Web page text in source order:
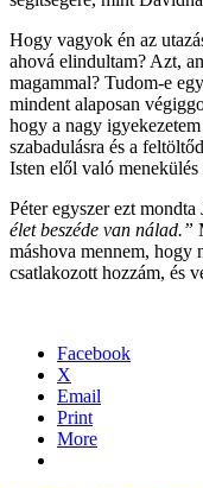
Hogy vagyok én az
ahová elindultam? Azt,
magammal? Tudom-e
mindent alaposan
hogy a nagy
szabadulásra és a
Isten elől való
Péter egyszer ezt mondta
élet beszéde van nálad.”
máshova mennem, hogy
csatlakozott hozzám, és
Facebook
X
Email
Print
More